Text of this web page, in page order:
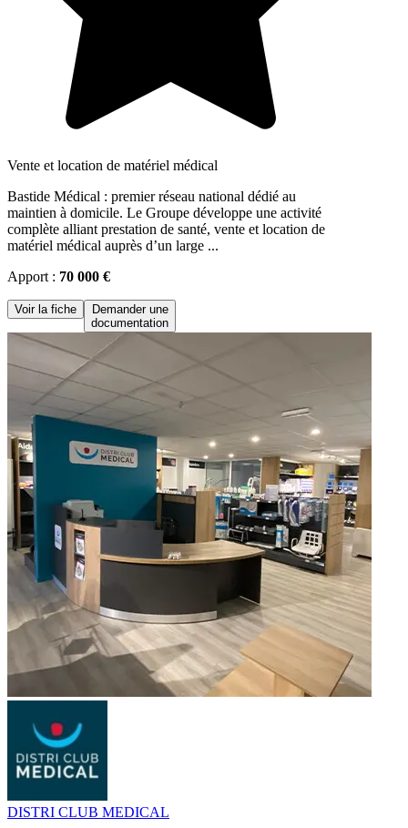
Vente et location de matériel médical
Bastide Médical : premier réseau national dédié au
maintien à domicile. Le Groupe développe une activité
complète alliant prestation de santé, vente et location de
matériel médical auprès d’un large ...
Apport : 70 000 €
Voir la fiche
Demander une
documentation
DISTRI CLUB MEDICAL